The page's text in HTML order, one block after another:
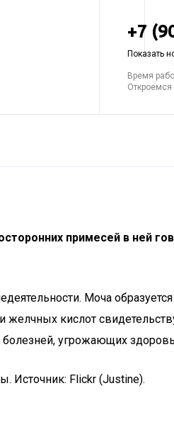
+7
Показать
Время
Откроемся
примесей в ней
Моча
кислот
угрожающих
Источник: Flickr (Justine).